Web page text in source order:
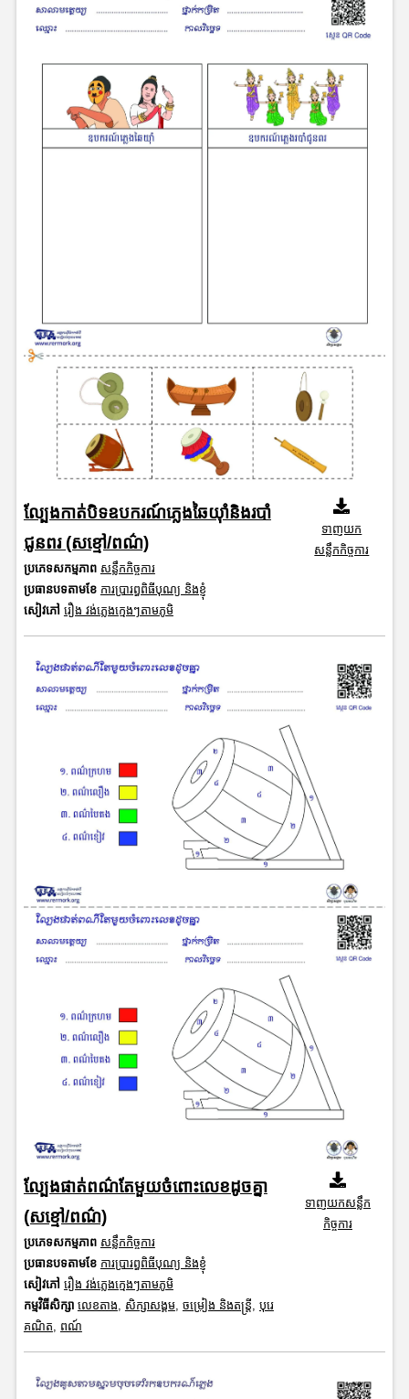
ល្បែងកាត់បិទឧបករណ៍ភ្លេងឆៃយ៉ាំនិងរបាំ
ជូនពរ (សខ្មៅ/ពណ៌)
ប្រភេទសកម្មភាព សន្លឹកកិច្ចការ
ប្រធានបទតាមខែ ការប្រារព្ធពិធីបុណ្យ និងខ្ញុំ
សៀវភៅ រឿង វង់ភ្លេងក្មេងៗតាមភូមិ
ទាញយក
សន្លឹកកិច្ចការ
ល្បែងផាត់ពណ៌តែមួយចំពោះលេខដូចគ្នា
(សខ្មៅ/ពណ៌)
ប្រភេទសកម្មភាព សន្លឹកកិច្ចការ
ប្រធានបទតាមខែ ការប្រារព្ធពិធីបុណ្យ និងខ្ញុំ
សៀវភៅ រឿង វង់ភ្លេងក្មេងៗតាមភូមិ
កម្មវិធីសិក្សា លេខតាង សិក្សាសង្គម, ចម្រៀង និងតន្ត្រី បុរេ
គណិត
ពណ៍
ទាញយកសន្លឹក
កិច្ចការ